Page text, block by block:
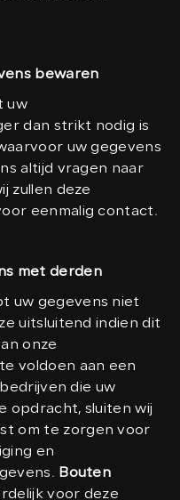
bewaren
uw
dan strikt nodig is
uw gegevens
altijd vragen naar
zullen deze
eenmalig contact.
met derden
uw gegevens niet
uitsluitend indien dit
onze
voldoen aan een
die uw
opdracht, sluiten wij
om te zorgen voor
en
Bouten
voor deze